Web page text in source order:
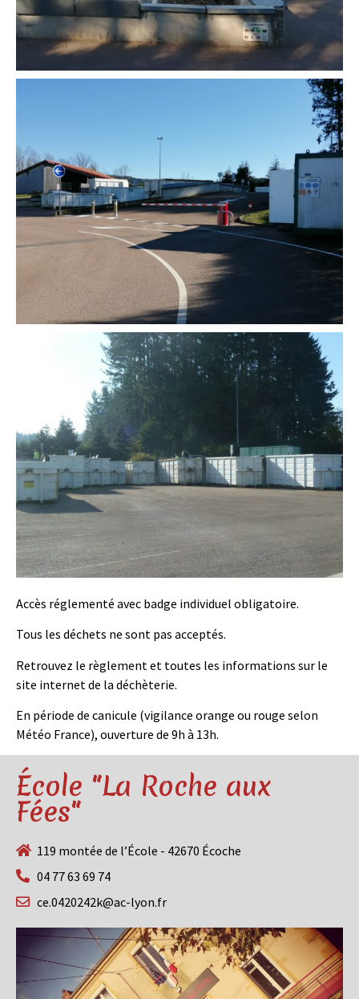
Accès réglementé avec badge individuel obligatoire.
Tous les déchets ne sont pas acceptés.
Retrouvez le règlement et toutes les informations sur le
site internet de la déchèterie.
En période de canicule (vigilance orange ou rouge selon
Météo France), ouverture de 9h à 13h.
École "La Roche aux
Fées"
119 montée de l’École - 42670 Écoche
04 77 63 69 74
ce.0420242k@ac-lyon.fr